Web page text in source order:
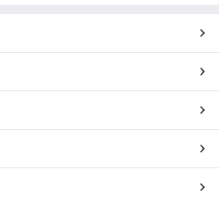
пояса.
типів. Наприклад, залежно
грудей хочеться показати, можна
найкраще в них те, що вони
форми тіла. Монохроматичний
яку форму та робить її яскравою